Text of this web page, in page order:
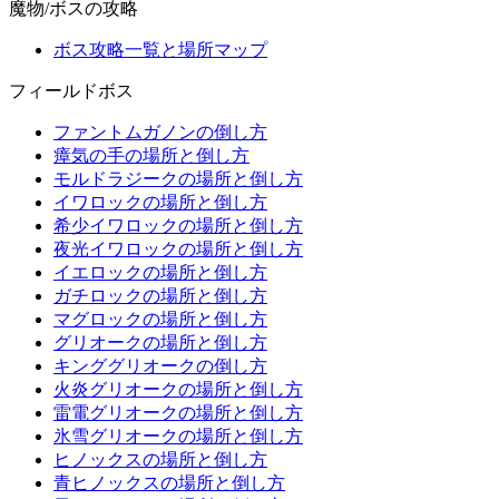
魔物/ボスの攻略
ボス攻略一覧と場所マップ
フィールドボス
ファントムガノンの倒し方
瘴気の手の場所と倒し方
モルドラジークの場所と倒し方
イワロックの場所と倒し方
希少イワロックの場所と倒し方
夜光イワロックの場所と倒し方
イエロックの場所と倒し方
ガチロックの場所と倒し方
マグロックの場所と倒し方
グリオークの場所と倒し方
キンググリオークの倒し方
火炎グリオークの場所と倒し方
雷電グリオークの場所と倒し方
氷雪グリオークの場所と倒し方
ヒノックスの場所と倒し方
青ヒノックスの場所と倒し方